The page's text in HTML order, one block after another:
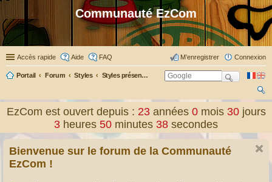
Communauté EzCom
Accès rapide Aide FAQ Connexion
M’enregistrer
Portail Forum Styles Styles présentés & traduits
ch
er
EzCom est ouvert depuis : 23 années0 mois30 jours
3 heures 50 minutes 39 secondes
Bienvenue sur le forum de la Communauté
EzCom !